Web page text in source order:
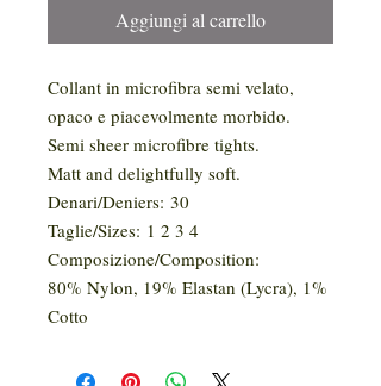
Aggiungi al carrello
Collant in microfibra semi velato,
opaco e piacevolmente morbido.
Semi sheer microfibre tights.
Matt and delightfully soft.
Denari/Deniers: 30
Taglie/Sizes: 1 2 3 4
Composizione/Composition:
80% Nylon, 19% Elastan (Lycra), 1%
Cotto